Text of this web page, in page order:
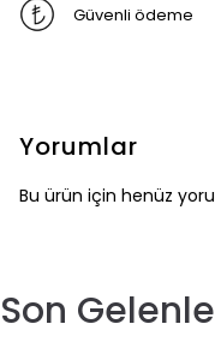
Güvenli ödeme
Yorumlar
Bu ürün için henüz
Son